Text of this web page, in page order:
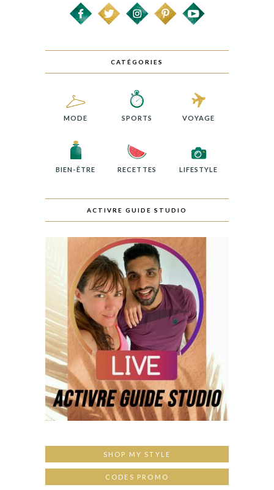
CATÉGORIES
MODE SPORTS VOYAGE
BIEN-ÊTRE RECETTES LIFESTYLE
ACTIVRE GUIDE STUDIO
SHOP MY STYLE
CODES PROMO